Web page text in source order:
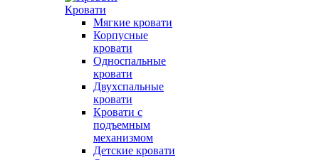
Кровати
Мягкие кровати
Корпусные
кровати
Односпальные
кровати
Двухспальные
кровати
Кровати с
подъемным
механизмом
Детские кровати